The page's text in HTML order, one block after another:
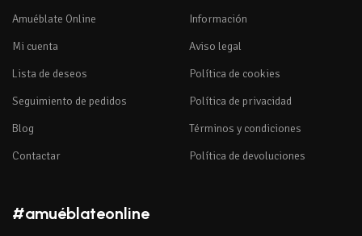
Amuéblate Online
Mi cuenta
Lista de deseos
Seguimiento de pedidos
Blog
Contactar
Información
Aviso legal
Política de cookies
Política de privacidad
Términos y condiciones
Política de devoluciones
#amuéblateonline